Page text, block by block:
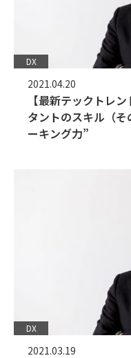
DX
2021.04.20
【最新テックトレ
タントのスキル（
ーキング力”
DX
2021.03.19